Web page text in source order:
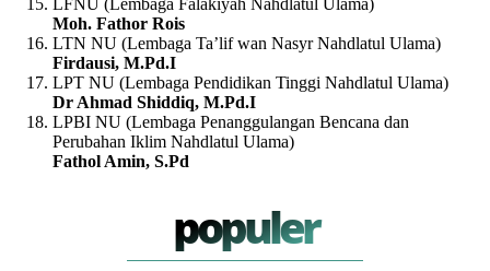
LFNU (Lembaga Falakiyah Nahdlatul Ulama)
Moh. Fathor Rois
LTN NU (Lembaga Ta’lif wan Nasyr Nahdlatul Ulama)
Firdausi, M.Pd.I
LPT NU (Lembaga Pendidikan Tinggi Nahdlatul Ulama)
Dr Ahmad Shiddiq, M.Pd.I
LPBI NU (Lembaga Penanggulangan Bencana dan
Perubahan Iklim Nahdlatul Ulama)
Fathol Amin, S.Pd
populer